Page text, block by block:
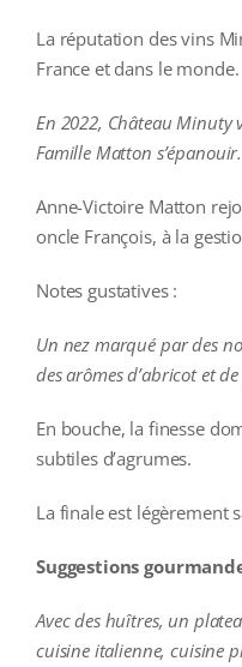
La réputation des vins
France et dans le monde.
En 2022, Château Minuty
Famille Matton s’épanouir.
Anne-Victoire Matton
oncle François, à la
Notes gustatives :
Un nez marqué par des
des arômes d’abricot et
En bouche, la finesse
subtiles d’agrumes.
La finale est légèrement
Suggestions
Avec des huîtres, un
cuisine italienne, cuisine